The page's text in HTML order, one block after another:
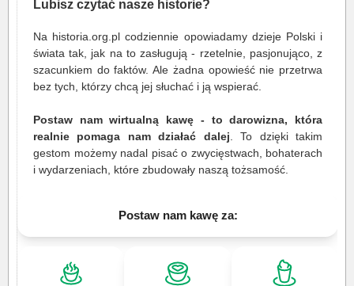
Lubisz czytać nasze historie?
Na historia.org.pl codziennie opowiadamy dzieje Polski i
świata tak, jak na to zasługują - rzetelnie, pasjonująco, z
szacunkiem do faktów. Ale żadna opowieść nie przetrwa
bez tych, którzy chcą jej słuchać i ją wspierać.
Postaw nam wirtualną kawę - to darowizna, która
realnie pomaga nam działać dalej . To dzięki takim
gestom możemy nadal pisać o zwycięstwach, bohaterach
i wydarzeniach, które zbudowały naszą tożsamość.
Postaw nam kawę za: